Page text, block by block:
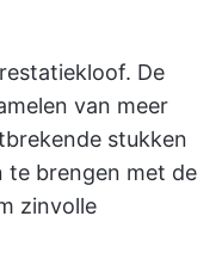
De
van meer
stukken
te brengen met de
zinvolle